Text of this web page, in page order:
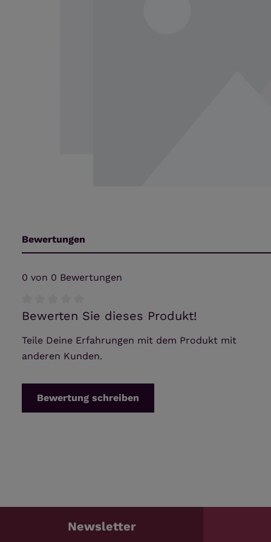
Bewertungen
0 von 0 Bewertungen
Durchschnittliche Bewertung von 0 von 5 Sternen
Bewerten Sie dieses Produkt!
Teile Deine Erfahrungen mit dem Produkt mit
anderen Kunden.
Bewertung schreiben
Newsletter